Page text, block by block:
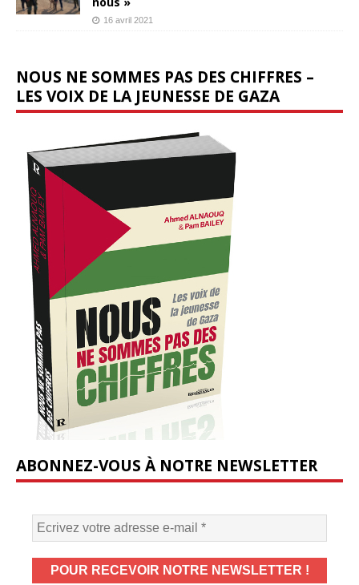
16 avril 2021
NOUS NE SOMMES PAS DES CHIFFRES –
LES VOIX DE LA JEUNESSE DE GAZA
ABONNEZ-VOUS À NOTRE NEWSLETTER